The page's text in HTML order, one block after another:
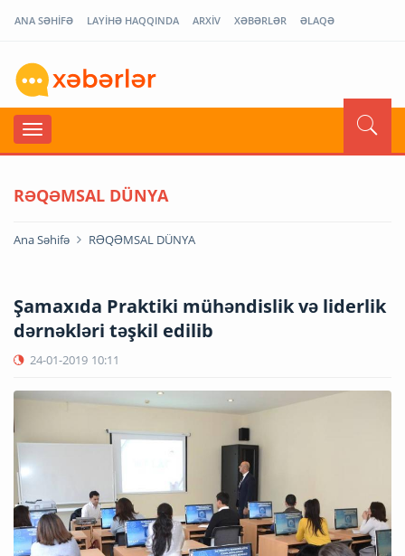
ANA SƏHİFƏ LAYİHƏ HAQQINDA ARXİV XƏBƏRLƏR ƏLAQƏ
RƏQƏMSAL DÜNYA
Ana Səhifə RƏQƏMSAL DÜNYA
Şamaxıda Praktiki mühəndislik və liderlik
dərnəkləri təşkil edilib
24-01-2019 10:11